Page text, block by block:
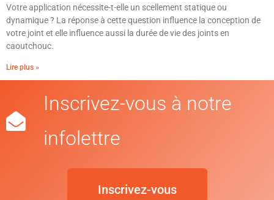
Votre application nécessite-t-elle un scellement statique ou
dynamique ? La réponse à cette question influence la conception de
votre joint et elle influence aussi la durée de vie des joints en
caoutchouc.
Lire plus »
Inscrivez-vous à notre
infolettre
Inscrivez-vous